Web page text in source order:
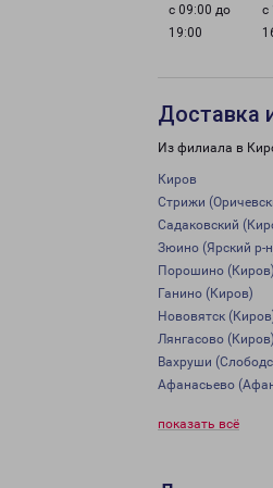
с 09:00 до
19:00
с
Доставка
Из филиала в
Киров
Стрижи
Садаковский
Зюино (Ярский р-
Порошино (Киров)
Ганино (Киров)
Нововятск
Лянгасово (Киров)
Вахруши
Афанасьево
показать всё